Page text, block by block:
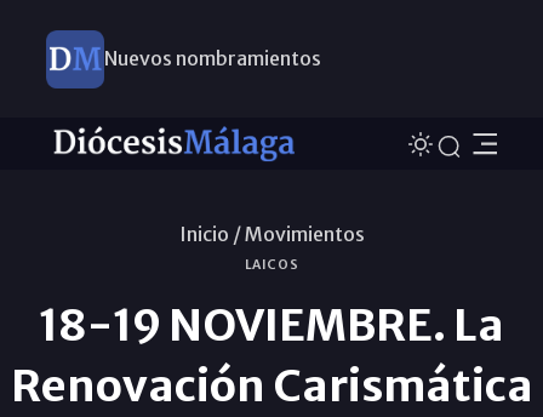
Nuevos nombramientos
Inicio /Movimientos
LAICOS
18-19 NOVIEMBRE. La
Renovación Carismática